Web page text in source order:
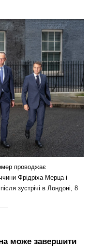
проводжає
Фрідріха Мерца і
зустрічі в Лондоні, 8
може завершити